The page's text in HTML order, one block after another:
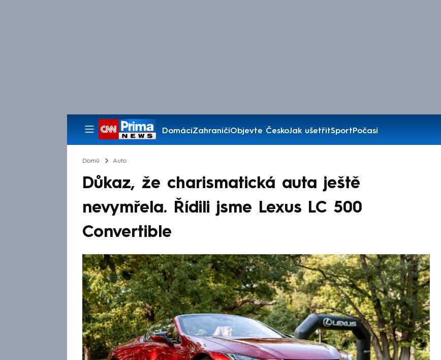
DomácíZahraničíObjevte ČeskoJak ušetřitSportPočasí
Pořady
Domů Auto
Důkaz, že charismatická auta ještě
nevymřela. Řídili jsme Lexus LC 500
Convertible